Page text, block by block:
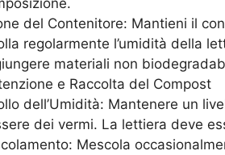
del Contenitore: Mantieni il
regolarmente l’umidità della
materiali non
e Raccolta del Compost
dell’Umidità: Mantenere un
dei vermi. La lettiera deve
Mescola